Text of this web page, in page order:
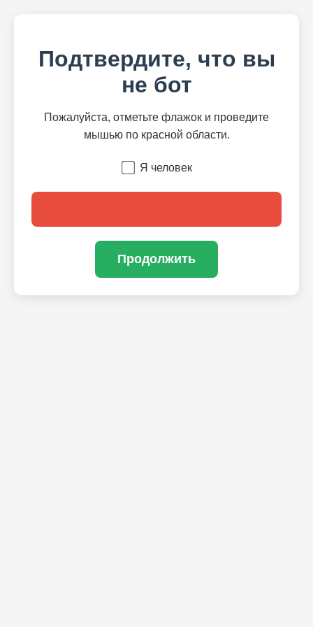
Подтвердите, что вы
не бот
Пожалуйста, отметьте флажок и проведите
мышью по красной области.
Я человек
Продолжить